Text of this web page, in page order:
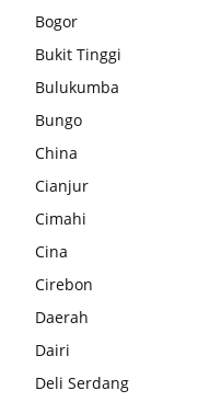
Bogor
Bukit Tinggi
Bulukumba
Bungo
China
Cianjur
Cimahi
Cina
Cirebon
Daerah
Dairi
Deli Serdang